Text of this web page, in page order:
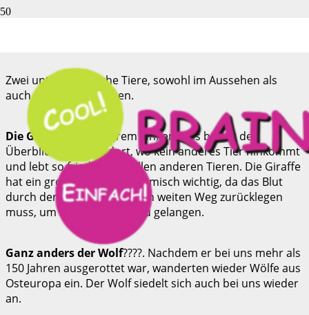
Zwei unterschiedliche Tiere, sowohl im Aussehen als
auch in ihrem Verhalten.
Die Giraffe
???? mit ihrem langen Hals behält den
Überblick. Sie frisst dort, wo kein anderes Tier hinkommt
und lebt so friedlich mit allen anderen Tieren. Die Giraffe
hat ein großes Herz – anatomisch wichtig, da das Blut
durch den langen Hals einen weiten Weg zurücklegen
muss, um bis in den Kopf zu gelangen.
Ganz anders der Wolf????. Nachdem er bei uns mehr als
150 Jahren ausgerottet war, wanderten wieder Wölfe aus
Osteuropa ein. Der Wolf siedelt sich auch bei uns wieder
an.